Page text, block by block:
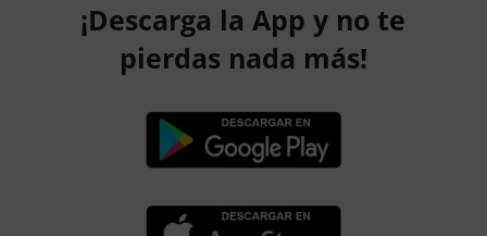
¡Descarga la App y no te
pierdas nada más!